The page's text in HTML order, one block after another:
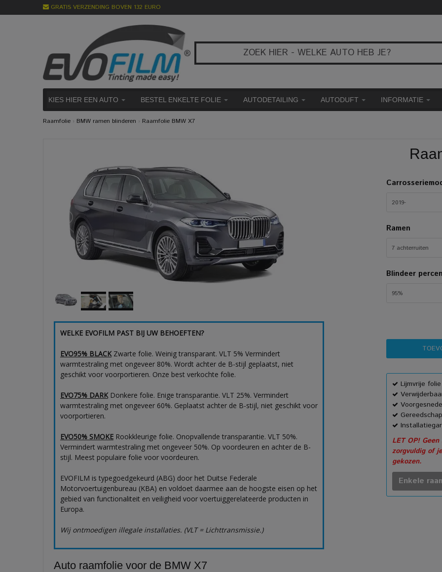
GRATIS VERZENDING BOVEN 132 EURO
KIES HIER EEN AUTO BESTEL ENKELTE FOLIE AUTODETAILING AUTODUFT INFORMATIE
Raamfolie › BMW ramen blinderen › Raamfolie BMW X7
WELKE EVOFILM PAST BIJ UW BEHOEFTEN?
EVO95% BLACKZwarte folie. Weinig transparant. VLT 5% Vermindert
warmtestraling met ongeveer 80%. Wordt achter de B-stijl geplaatst, niet
geschikt voor voorportieren. Onze best verkochte folie.
EVO75% DARKDonkere folie. Enige transparantie. VLT 25%. Vermindert
warmtestraling met ongeveer 60%. Geplaatst achter de B-stijl, niet geschikt voor
voorportieren.
EVO50% SMOKE Rookkleurige folie. Onopvallende transparantie. VLT 50%.
Vermindert warmtestraling met ongeveer 50%. Op voordeuren en achter de B-
stijl. Meest populaire folie voor voordeuren.
EVOFILM is typegoedgekeurd (ABG) door het Duitse Federale
Motorvoertuigenbureau (KBA) en voldoet daarmee aan de hoogste eisen op het
gebied van functionaliteit en veiligheid voor voertuiggerelateerde producten in
Europa.
Wij ontmoedigen illegale installaties. (VLT = Lichttransmissie.)
2019-
Ramen
7 achterruiten
Blindeer
95%
Lijmvrije
LET OP!
zorgvuldig of
gekozen.
Enkele
Auto raamfolie voor de BMW X7